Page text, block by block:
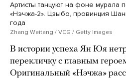
Артисты танцуют на фоне мурала
«Нэчжа-2». Цзыбо, провинция
года
Zhang Weitang / VCG / Getty Images
В истории успеха Ян Юя
перекличку с главным
Оригинальный «Нэчжа»